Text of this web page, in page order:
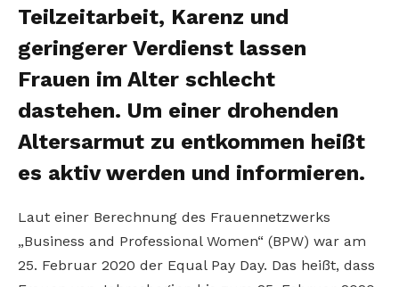
Teilzeitarbeit, Karenz und
geringerer Verdienst lassen
Frauen im Alter schlecht
dastehen. Um einer drohenden
Altersarmut zu entkommen heißt
es aktiv werden und informieren.
Laut einer Berechnung des Frauennetzwerks
„Business and Professional Women“ (BPW) war am
25. Februar 2020 der Equal Pay Day. Das heißt, dass